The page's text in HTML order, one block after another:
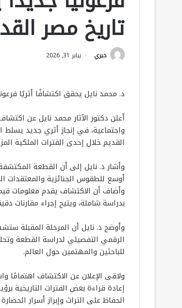
تاريخ مصر
خيري يناير 31, 2026
د. محمد نايل يحقق اكتشافًا أثريًا
أعلن دكتور الآثار محمد نايل عن
واجتماعية، في إنجاز أثري جديد
القديم خلال إحدى الفترات الملكية
وأشار د. نايل إلى أن القطعة
أوسع للطقوس الجنائزية والمعتقدات
وأضاف أن الاكتشاف يقدم معلومات
بدراسة شاملة، ويتيح إجراء مقارنات
وأوضح د. نايل أن المرحلة المقبلة
الرقمي التفصيلي لدراسة القطعة
للباحثين والمهتمين حول العالم.
ولاقى الإعلان عن الاكتشاف اهتمامًا
إعادة قراءة بعض الفترات التاريخية
الحفاظ على التراث وإبراز أسرار